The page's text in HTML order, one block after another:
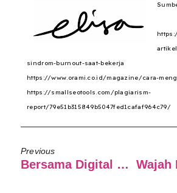
sindrom-burnout-saat-bekerja
https://www.orami.co.id/magazine/cara-
https://smallseotools.com/plagiarism-
report/79e51b315849b5047fed1cafaf964c79/
Previous
Bersama Digital Marketing Agency, Jualan Makin Cuan!